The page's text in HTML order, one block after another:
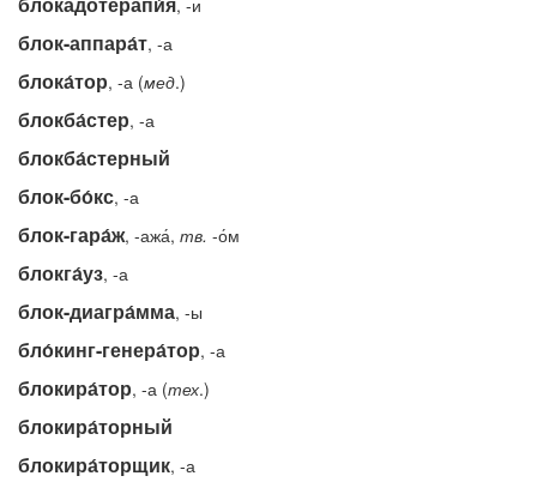
, -и
блок-аппара́т, -а
блока́тор, -а (мед.)
блокба́стер, -а
блокба́стерный
блок-бо́кс, -а
блок-гара́ж, -ажа́, тв. -о́м
блокга́уз, -а
блок-диагра́мма, -ы
бло́кинг-генера́тор, -а
блокира́тор, -а (тех.)
блокира́торный
блокира́торщик, -а